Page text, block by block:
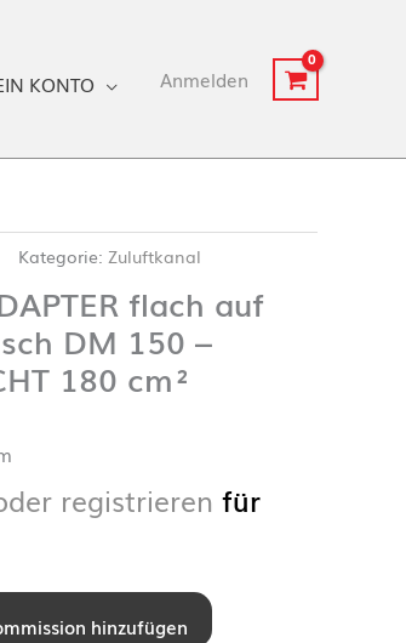
KONTO Anmelden
Kategorie: Zuluftkanal
flach auf
DM 150 –
180 cm²
registrieren für
hinzufügen